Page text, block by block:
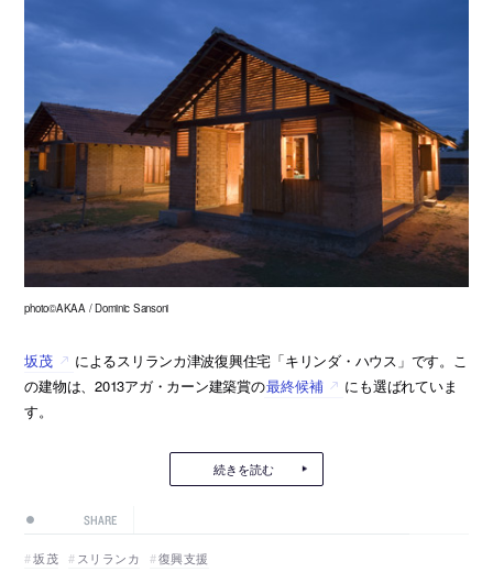
photo©AKAA / Dominic Sansoni
坂茂
によるスリランカ津波復興住宅「キリンダ・ハウス」です。こ
の建物は、2013アガ・カーン建築賞の最終候補
にも選ばれていま
す。
続きを読む
SHARE
坂茂 スリランカ 復興支援